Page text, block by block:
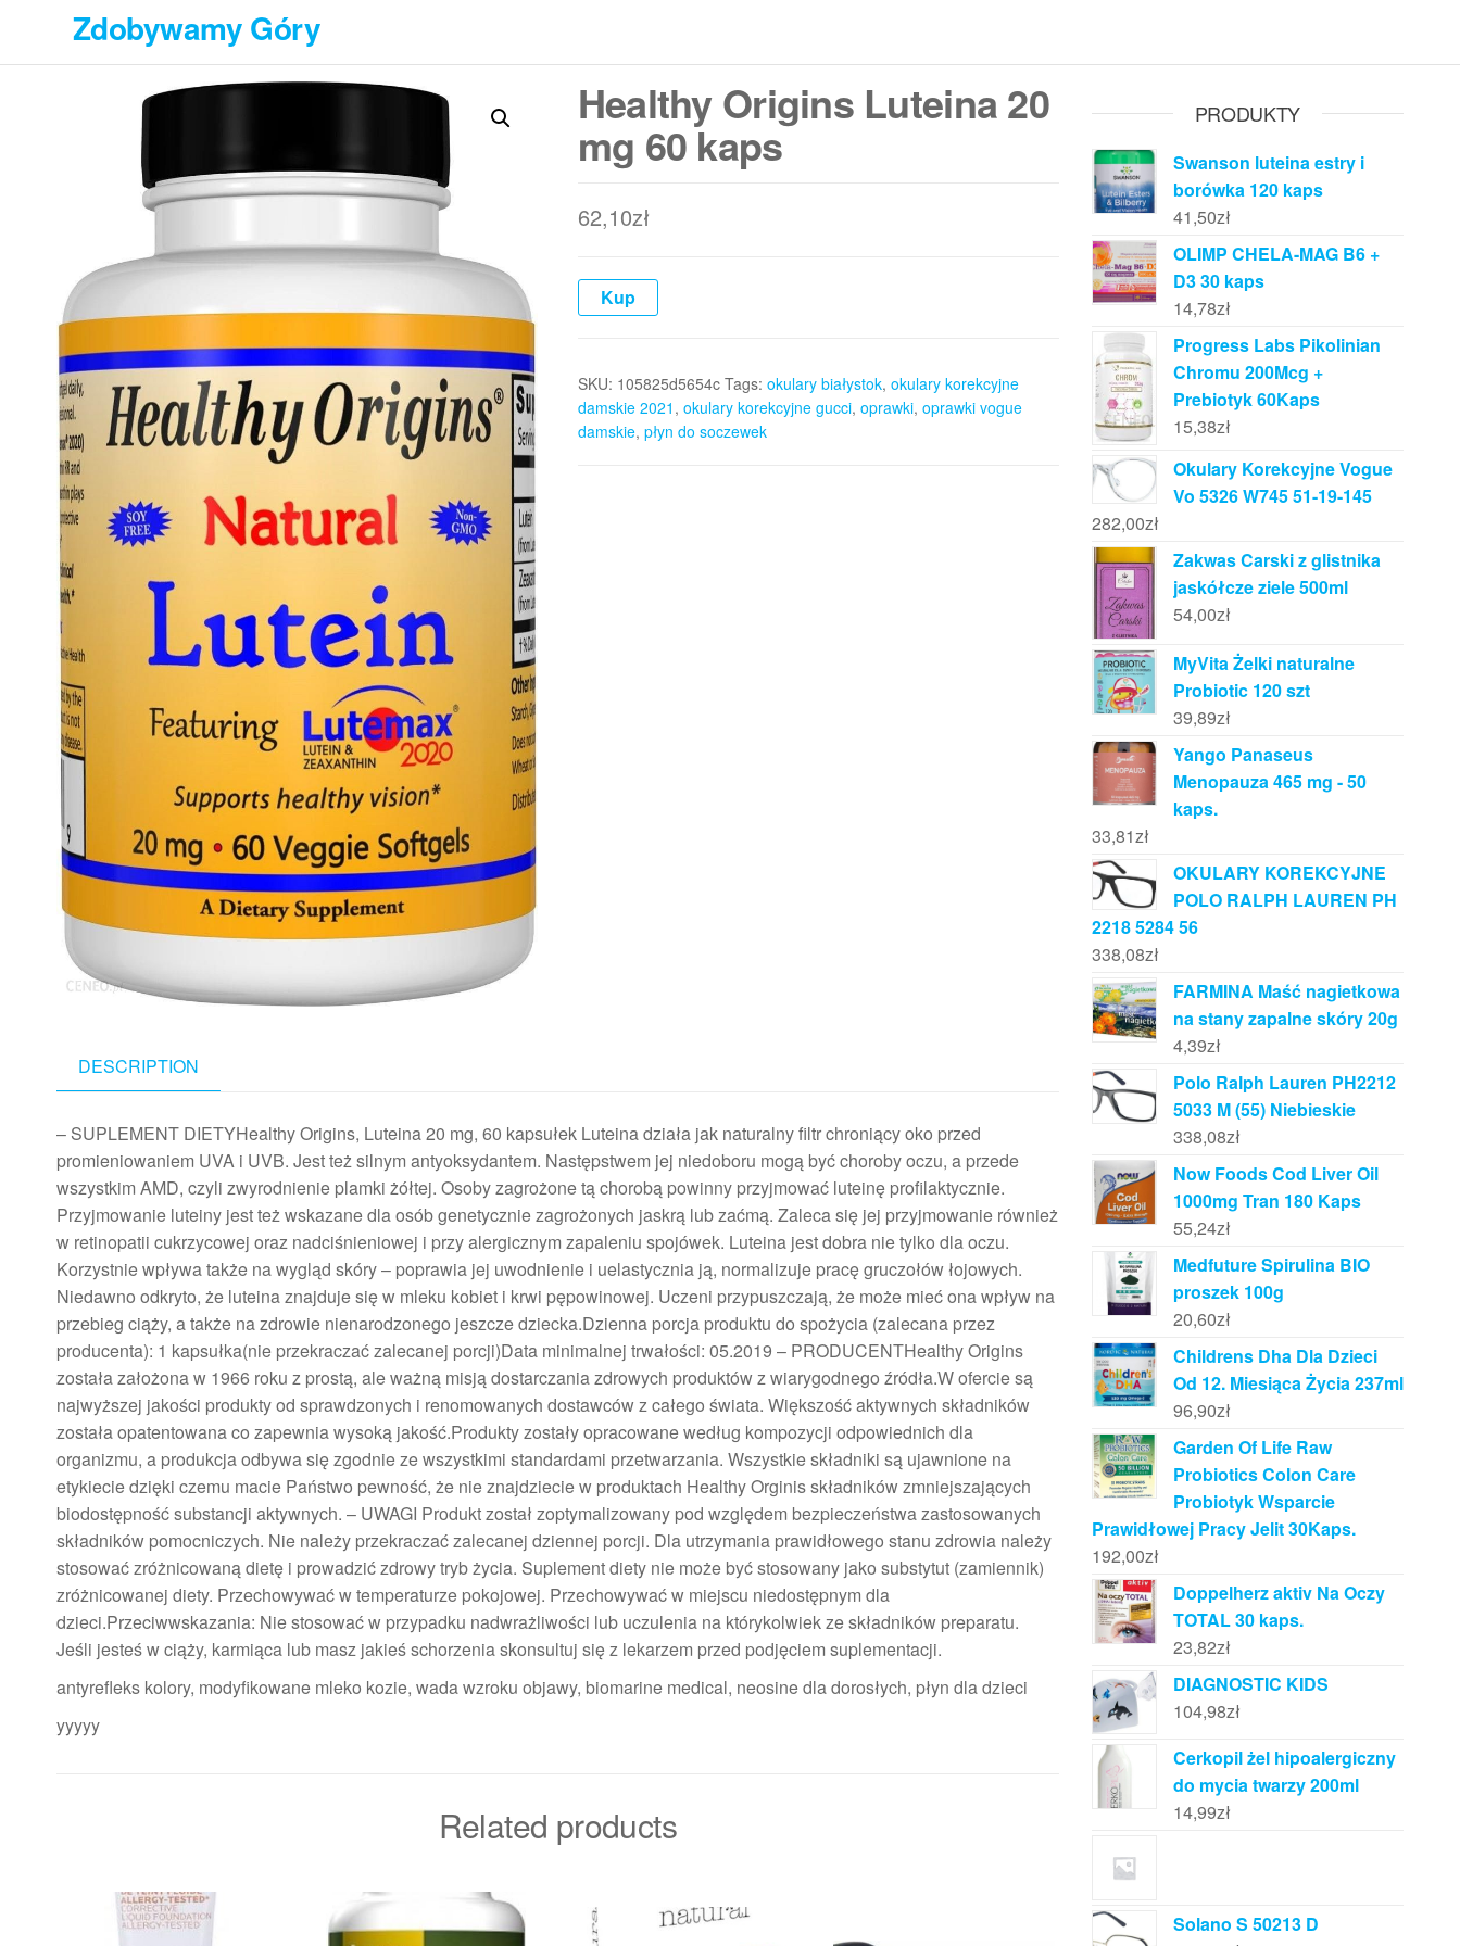
treści
Zdobywamy Góry
Healthy Origins Luteina 20
mg 60 kaps
62,10zł
Kup
SKU: 105825d5654c Tags: okulary białystok, okulary korekcyjne
damskie 2021 , okulary korekcyjne gucci, oprawki, oprawki vogue
damskie, płyn do soczewek
DESCRIPTION
– SUPLEMENT DIETYHealthy Origins, Luteina 20 mg, 60 kapsułek Luteina działa jak naturalny filtr chroniący oko przed
promieniowaniem UVA i UVB. Jest też silnym antyoksydantem. Następstwem jej niedoboru mogą być choroby oczu, a przede
wszystkim AMD, czyli zwyrodnienie plamki żółtej. Osoby zagrożone tą chorobą powinny przyjmować luteinę profilaktycznie.
Przyjmowanie luteiny jest też wskazane dla osób genetycznie zagrożonych jaskrą lub zaćmą. Zaleca się jej przyjmowanie również
w retinopatii cukrzycowej oraz nadciśnieniowej i przy alergicznym zapaleniu spojówek. Luteina jest dobra nie tylko dla oczu.
Korzystnie wpływa także na wygląd skóry – poprawia jej uwodnienie i uelastycznia ją, normalizuje pracę gruczołów łojowych.
Niedawno odkryto, że luteina znajduje się w mleku kobiet i krwi pępowinowej. Uczeni przypuszczają, że może mieć ona wpływ na
przebieg ciąży, a także na zdrowie nienarodzonego jeszcze dziecka.Dzienna porcja produktu do spożycia (zalecana przez
producenta): 1 kapsułka(nie przekraczać zalecanej porcji)Data minimalnej trwałości: 05.2019 – PRODUCENTHealthy Origins
została założona w 1966 roku z prostą, ale ważną misją dostarczania zdrowych produktów z wiarygodnego źródła.W ofercie są
najwyższej jakości produkty od sprawdzonych i renomowanych dostawców z całego świata. Większość aktywnych składników
została opatentowana co zapewnia wysoką jakość.Produkty zostały opracowane według kompozycji odpowiednich dla
organizmu, a produkcja odbywa się zgodnie ze wszystkimi standardami przetwarzania. Wszystkie składniki są ujawnione na
etykiecie dzięki czemu macie Państwo pewność, że nie znajdziecie w produktach Healthy Orginis składników zmniejszających
biodostępność substancji aktywnych. – UWAGI Produkt został zoptymalizowany pod względem bezpieczeństwa zastosowanych
składników pomocniczych. Nie należy przekraczać zalecanej dziennej porcji. Dla utrzymania prawidłowego stanu zdrowia należy
stosować zróżnicowaną dietę i prowadzić zdrowy tryb życia. Suplement diety nie może być stosowany jako substytut (zamiennik)
zróżnicowanej diety. Przechowywać w temperaturze pokojowej. Przechowywać w miejscu niedostępnym dla
dzieci.Przeciwwskazania: Nie stosować w przypadku nadwrażliwości lub uczulenia na którykolwiek ze składników preparatu.
Jeśli jesteś w ciąży, karmiąca lub masz jakieś schorzenia skonsultuj się z lekarzem przed podjęciem suplementacji.
antyrefleks kolory, modyfikowane mleko kozie, wada wzroku objawy, biomarine medical, neosine dla dorosłych, płyn dla dzieci
yyyyy
Related products
PRODUKTY
Swanson luteina estry i
borówka 120 kaps
41,50zł
OLIMP CHELA-MAG B6 +
D3 30 kaps
14,78zł
Progress Labs Pikolinian
Chromu 200Mcg +
Prebiotyk 60Kaps
15,38zł
Okulary Korekcyjne Vogue
Vo 5326 W745 51-19-145
282,00zł
Zakwas Carski z glistnika
jaskółcze ziele 500ml
54,00zł
MyVita Żelki naturalne
Probiotic 120 szt
39,89zł
Yango Panaseus
Menopauza 465 mg - 50
kaps.
33,81zł
OKULARY KOREKCYJNE
POLO RALPH LAUREN PH
2218 5284 56
338,08zł
FARMINA Maść nagietkowa
na stany zapalne skóry 20g
4,39zł
Polo Ralph Lauren PH2212
5033 M (55) Niebieskie
338,08zł
Now Foods Cod Liver Oil
1000mg Tran 180 Kaps
55,24zł
Medfuture Spirulina BIO
proszek 100g
20,60zł
Childrens Dha Dla Dzieci
Od 12. Miesiąca Życia 237ml
96,90zł
Garden Of Life Raw
Probiotics Colon Care
Probiotyk Wsparcie
Prawidłowej Pracy Jelit 30Kaps.
192,00zł
Doppelherz aktiv Na Oczy
TOTAL 30 kaps.
23,82zł
DIAGNOSTIC KIDS
104,98zł
Cerkopil żel hipoalergiczny
do mycia twarzy 200ml
14,99zł
Solano S 50213 D